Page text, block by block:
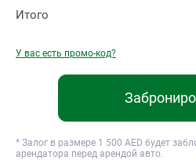
Итого
У вас есть промо-код?
* Залог в размере 1 500 AED будет
арендатора перед арендой авто.